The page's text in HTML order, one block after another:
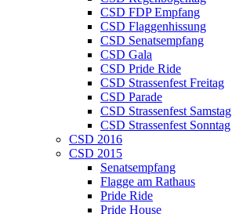
CSD FDP Empfang
CSD Flaggenhissung
CSD Senatsempfang
CSD Gala
CSD Pride Ride
CSD Strassenfest Freitag
CSD Parade
CSD Strassenfest Samstag
CSD Strassenfest Sonntag
CSD 2016
CSD 2015
Senatsempfang
Flagge am Rathaus
Pride Ride
Pride House